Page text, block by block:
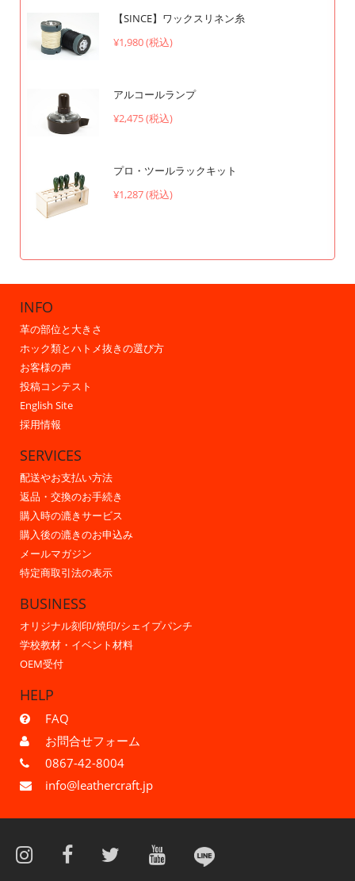
【SINCE】ワックスリネン糸
¥1,980 (税込)
アルコールランプ
¥2,475 (税込)
プロ・ツールラックキット
¥1,287 (税込)
INFO
革の部位と大きさ
ホック類とハトメ抜きの選び方
お客様の声
投稿コンテスト
English Site
採用情報
SERVICES
配送やお支払い方法
返品・交換のお手続き
購入時の漉きサービス
購入後の漉きのお申込み
メールマガジン
特定商取引法の表示
BUSINESS
オリジナル刻印/焼印/シェイプパンチ
学校教材・イベント材料
OEM受付
HELP
FAQ
お問合せフォーム
0867-42-8004
info@leathercraft.jp